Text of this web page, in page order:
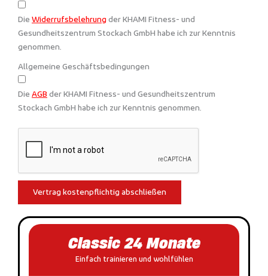
Die Widerrufsbelehrung der KHAMI Fitness- und
Gesundheitszentrum Stockach GmbH habe ich zur Kenntnis
genommen.
Allgemeine Geschäftsbedingungen
Die AGB der KHAMI Fitness- und Gesundheitszentrum
Stockach GmbH habe ich zur Kenntnis genommen.
Vertrag kostenpflichtig abschließen
Classic 24 Monate
Einfach trainieren und wohlfühlen